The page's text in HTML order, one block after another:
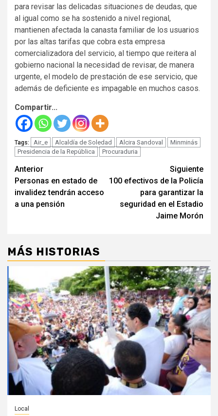
para revisar las delicadas situaciones de deudas, que
al igual como se ha sostenido a nivel regional,
mantienen afectada la canasta familiar de los usuarios
por las altas tarifas que cobra esta empresa
comercializadora del servicio, al tiempo que reitera al
gobierno nacional la necesidad de revisar, de manera
urgente, el modelo de prestación de ese servicio, que
además de deficiente es impagable en muchos casos.
Compartir...
Tags: Air_e Alcaldía de Soledad Alcira Sandoval
Minminás
Presidencia de la República
Procuraduria
Seguir
leyendo
Anterior
Personas en estado de
invalidez tendrán acceso
a una pensión
Siguiente
100 efectivos de la Policía
para garantizar la
seguridad en el Estadio
Jaime Morón
MÁS HISTORIAS
Local